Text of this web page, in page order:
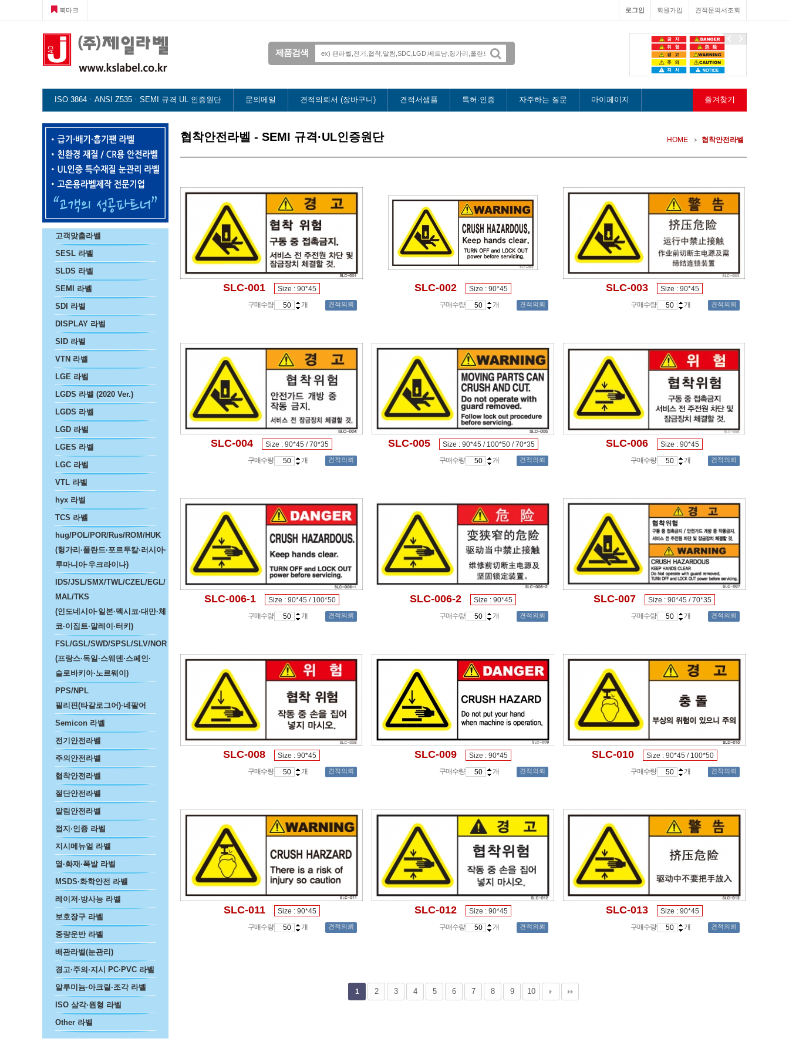
북마크 견적문의서조회
회원가입
로그인
제품검색
ISO 3864ㆍANSI Z535ㆍSEMI 규격 UL 인증원단 문의메일 견적의뢰서 (장바구니) 견적서샘플 특허·인증 자주하는 질문 마이페이지 즐겨찾기
고객맞춤라벨
SESL 라벨
SLDS 라벨
SEMI 라벨
SDI 라벨
DISPLAY 라벨
SID 라벨
VTN 라벨
LGE 라벨
LGDS 라벨 (2020 Ver.)
LGDS 라벨
LGD 라벨
LGES 라벨
LGC 라벨
VTL 라벨
hyx 라벨
TCS 라벨
hug/POL/POR/Rus/ROM/HUK
(헝가리·폴란드·포르투칼·러시아·
루마니아·우크라이나)
IDS/JSL/SMX/TWL/CZEL/EGL/
MAL/TKS
(인도네시아·일본·멕시코·대만·체
코·이집트·말레이·터키)
FSL/GSL/SWD/SPSL/SLV/NOR
(프랑스·독일·스웨덴·스페인·
슬로바키아·노르웨이)
PPS/NPL
필리핀(타갈로그어)·네팔어
Semicon 라벨
전기안전라벨
주의안전라벨
협착안전라벨
절단안전라벨
말림안전라벨
접지·인증 라벨
지시메뉴얼 라벨
열·화재·폭발 라벨
MSDS·화학안전 라벨
레이저·방사능 라벨
보호장구 라벨
중량운반 라벨
배관라벨(눈관리)
경고·주의·지시 PC·PVC 라벨
알루미늄·아크릴·조각 라벨
ISO 삼각·원형 라벨
Other 라벨
협착안전라벨 - SEMI 규격·UL인증원단 HOME 협착안전라벨
SLC-001 Size : 90*45
견적의뢰
구매수량 개
SLC-002 Size : 90*45
견적의뢰
구매수량 개
SLC-003 Size : 90*45
견적의뢰
구매수량 개
SLC-004 Size : 90*45 / 70*35
견적의뢰
구매수량 개
SLC-005 Size : 90*45 / 100*50 / 70*35
견적의뢰
구매수량 개
SLC-006 Size : 90*45
견적의뢰
구매수량 개
SLC-006-1 Size : 90*45 / 100*50
견적의뢰
구매수량 개
SLC-006-2 Size : 90*45
견적의뢰
구매수량 개
SLC-007 Size : 90*45 / 70*35
견적의뢰
구매수량 개
SLC-008 Size : 90*45
견적의뢰
구매수량 개
SLC-009 Size : 90*45
견적의뢰
구매수량 개
SLC-010 Size : 90*45 / 100*50
견적의뢰
구매수량 개
SLC-011 Size : 90*45
견적의뢰
구매수량 개
SLC-012 Size : 90*45
견적의뢰
구매수량 개
SLC-013 Size : 90*45
견적의뢰
구매수량 개
1 2 3 4 5 6 7 8 9 10